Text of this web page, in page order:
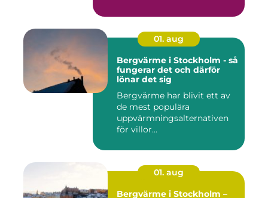
01. aug
Bergvärme i Stockholm - så
fungerar det och därför
lönar det sig
Bergvärme har blivit ett av
de mest populära
uppvärmningsalternativen
för villor...
01. aug
Bergvärme i Stockholm –